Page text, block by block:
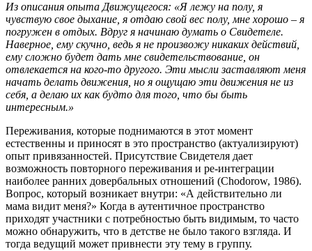
Из описания опыта Движущегося: «Я лежу на полу, я
чувствую свое дыхание, я отдаю свой вес полу, мне хорошо – я
погружен в отдых. Вдруг я начинаю думать о Свидетеле.
Наверное, ему скучно, ведь я не произвожу никаких действий,
ему сложно будет дать мне свидетельствование, он
отвлекается на кого-то другого. Эти мысли заставляют меня
начать делать движения, но я ощущаю эти движения не из
себя, а делаю их как будто для того, что бы быть
интересным.»
Переживания, которые поднимаются в этот момент
естественны и приносят в это пространство (актуализируют)
опыт привязанностей. Присутствие Свидетеля дает
возможность повторного переживания и ре-интеграции
наиболее ранних довербальных отношений (Chodorow, 1986).
Вопрос, который возникает внутри: «А действительно ли
мама видит меня?» Когда в аутентичное пространство
приходят участники с потребностью быть видимым, то часто
можно обнаружить, что в детстве не было такого взгляда. И
тогда ведущий может привнести эту тему в группу.